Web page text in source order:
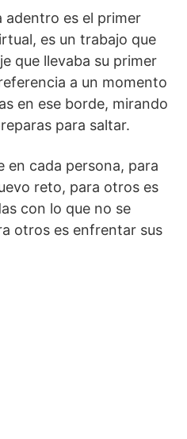
adentro es el primer
es un trabajo que
que llevaba su primer
a un momento
en ese borde, mirando
para saltar.
en cada persona, para
reto, para otros es
con lo que no se
otros es enfrentar sus